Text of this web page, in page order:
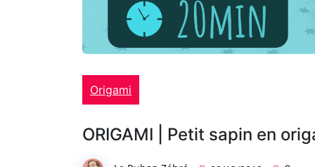
Origami
ORIGAMI | Petit sapin en